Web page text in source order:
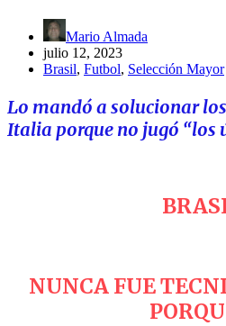
Mario Almada
julio 12, 2023
Brasil, Futbol, Selección Mayor
Lo mandó a solucionar
Italia porque no jugó “los
NUNCA FUE